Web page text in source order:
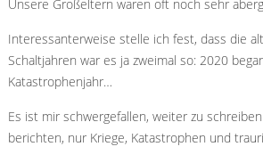
Unsere Großeltern waren oft noch sehr
Interessanterweise stelle ich fest, dass die
Schaltjahren war es ja zweimal so: 2020
Katastrophenjahr…
Es ist mir schwergefallen, weiter zu
berichten, nur Kriege, Katastrophen und